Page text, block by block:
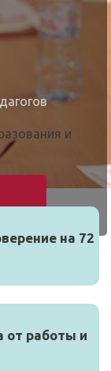
и
на 72
от работы и